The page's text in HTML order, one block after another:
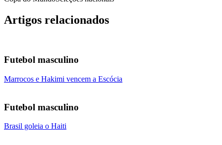
Artigos relacionados
Futebol masculino
Marrocos e Hakimi vencem a Escócia
Futebol masculino
Brasil goleia o Haiti